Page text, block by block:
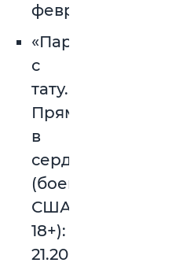
февраля).
«Парни
с
тату.
Прямо
в
сердце»
(боевик,
США,
18+):
21.20.